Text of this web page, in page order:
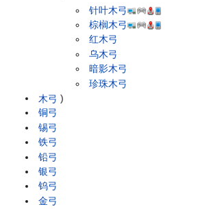
木弓
针叶木弓
棕榈木弓
红木弓
乌木弓
暗影木弓
珍珠木弓
)
铜弓
锡弓
铁弓
铅弓
银弓
钨弓
金弓